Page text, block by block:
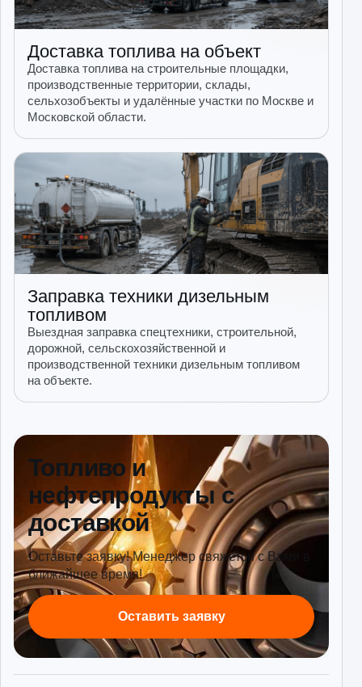
Доставка топлива на объект
Доставка топлива на строительные площадки,
производственные территории, склады,
сельхозобъекты и удалённые участки по Москве и
Московской области.
Заправка техники дизельным
топливом
Выездная заправка спецтехники, строительной,
дорожной, сельскохозяйственной и
производственной техники дизельным топливом
на объекте.
Топливо и
нефтепродукты с
доставкой
Оставьте заявку! Менеджер свяжется с Вами в
ближайшее время!
Оставить заявку